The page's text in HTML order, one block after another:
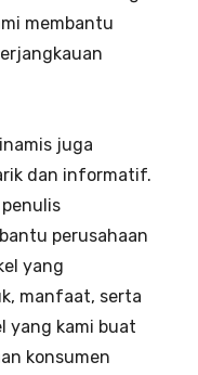
membantu
juga
dan informatif.
penulis
perusahaan
yang
manfaat, serta
yang kami buat
konsumen